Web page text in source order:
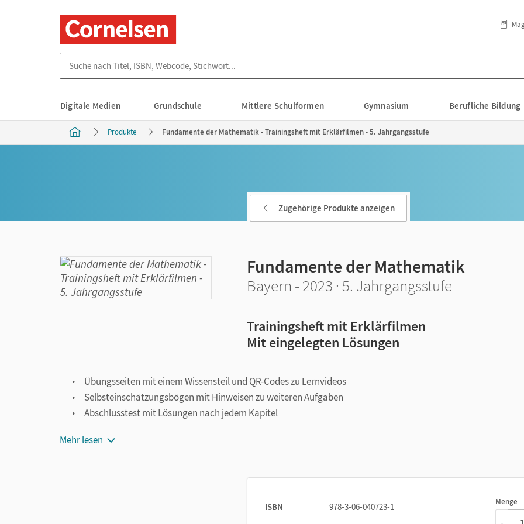
Digitale Medien Grundschule Mittlere Schulformen Gymnasium Berufliche Bildung
Produkte Fundamente der Mathematik - Trainingsheft mit Erklärfilmen - 5. Jahrgangsstufe
Zugehörige Produkte anzeigen
Fundamente der Mathematik
Bayern - 2023 · 5. Jahrgangsstufe
Trainingsheft mit Erklärfilmen
Mit eingelegten Lösungen
Übungsseiten mit einem Wissensteil und QR-Codes zu Lernvideos
Selbsteinschätzungsbögen mit Hinweisen zu weiteren Aufgaben
Abschlusstest mit Lösungen nach jedem Kapitel
Unser Tipp: Dieses Arbeitsheft gibt es auch mit interaktiven Übungen. Setzen Sie es in Ihrer Klasse ein – für mehr
Mehr lesen
ISBN
978-3-06-040723-1
Menge
1